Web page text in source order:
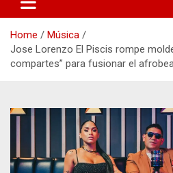
Home
Música
Jose Lorenzo El Piscis rompe
compartes” para fusionar el